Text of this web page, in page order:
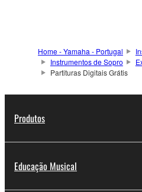
Home - Yamaha - Portugal
Instrumentos de Sopro
Partituras Digitais Grátis
Produtos
Educação Musical